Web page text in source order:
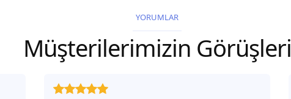
YORUMLAR
Müşterilerimizin Görüşleri